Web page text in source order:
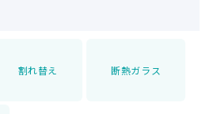
割れ替え 断熱ガラス